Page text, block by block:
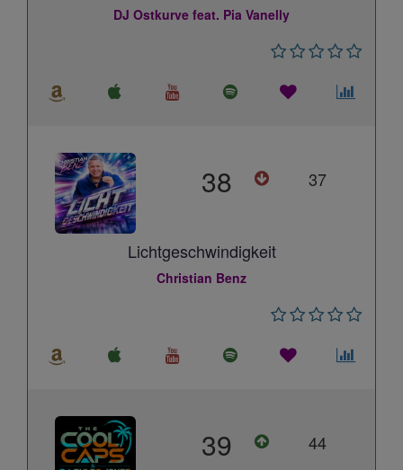
DJ Ostkurve feat. Pia Vanelly
38 37
Lichtgeschwindigkeit
Christian Benz
39 44